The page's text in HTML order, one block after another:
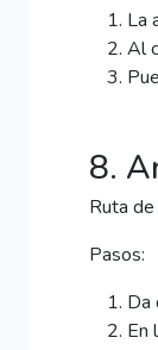
La
Al
8.
Ruta de
Pasos:
Da
En